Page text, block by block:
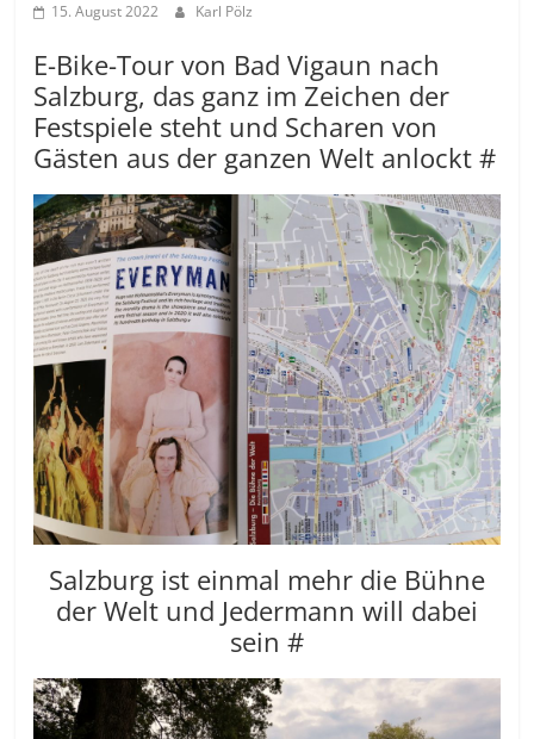
15. August 2022 Karl Pölz
E-Bike-Tour von Bad Vigaun nach
Salzburg, das ganz im Zeichen der
Festspiele steht und Scharen von
Gästen aus der ganzen Welt anlockt #
Salzburg ist einmal mehr die Bühne
der Welt und Jedermann will dabei
sein #